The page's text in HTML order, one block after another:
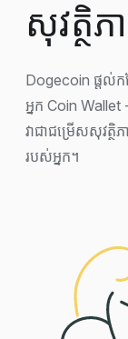
សុវត្ថិភ
Dogecoin ផ្តល់ក
អ្នក Coin
វាជាជម្រើសសុវត្ថិ
របស់អ្នក។